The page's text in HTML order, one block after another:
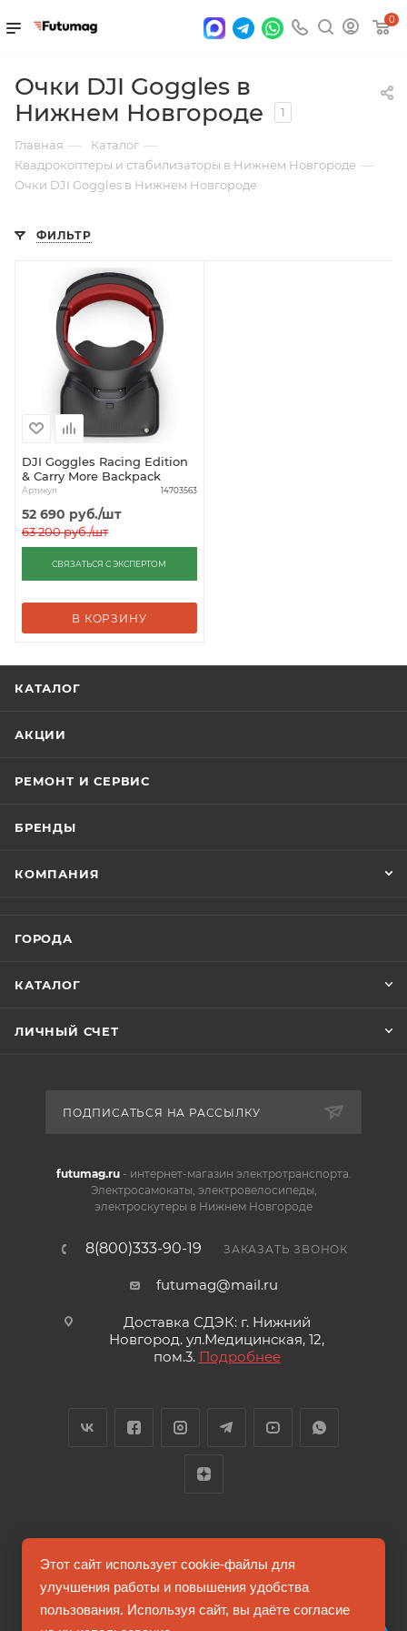
0
Очки DJI Goggles в
Нижнем Новгороде
1
Главная — Каталог —
Квадрокоптеры и стабилизаторы в Нижнем Новгороде —
Очки DJI Goggles в Нижнем Новгороде
ФИЛЬТР
DJI Goggles Racing Edition
& Carry More Backpack
Артикул 14703563
52 690 руб./шт
63 200руб./шт
СВЯЗАТЬСЯ С ЭКСПЕРТОМ
В КОРЗИНУ
КАТАЛОГ
АКЦИИ
РЕМОНТ И СЕРВИС
БРЕНДЫ
КОМПАНИЯ
ГОРОДА
КАТАЛОГ
ЛИЧНЫЙ СЧЕТ
ПОДПИСАТЬСЯ НА РАССЫЛКУ
futumag.ru- интернет-магазин электротранспорта.
Электросамокаты, электровелосипеды,
электроскутеры в Нижнем Новгороде
8(800)333-90-19 ЗАКАЗАТЬ ЗВОНОК
futumag@mail.ru
Доставка СДЭК: г. Нижний
Новгород. ул.Медицинская, 12,
пом.3. Подробнее
2026 © FUTUMAG.RU
Этот сайт использует cookie-файлы для
улучшения работы и повышения удобства
пользования. Используя сайт, вы даёте согласие